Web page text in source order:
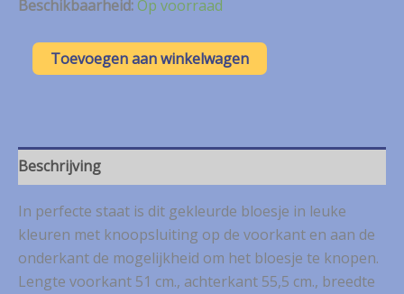
Beschikbaarheid:Op voorraad
Only
gekleurdToevoegen aan winkelwagen
Beschrijving
In perfecte staat is dit gekleurde bloesje in leuke
kleuren met knoopsluiting op de voorkant en aan de
onderkant de mogelijkheid om het bloesje te knopen.
Lengte voorkant 51 cm., achterkant 55,5 cm., breedte